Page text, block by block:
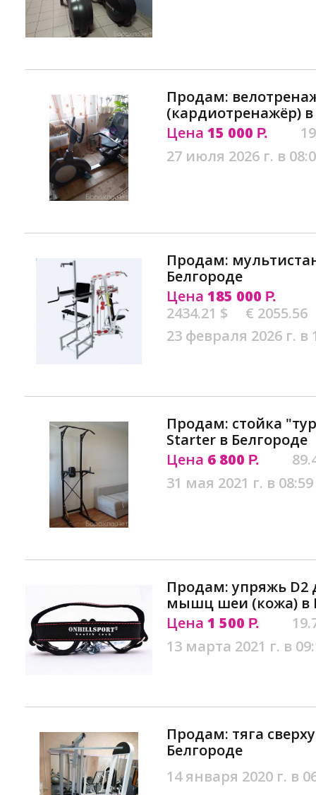
Продам:
(кардиотренажёр)
Цена 15 000 Р.
27 июля 2026 г. в
Продам:
Белгороде
Цена 185 000 Р.
2434.21 $
€ 2055.56
23 февраля 2026 г. в
Продам: стойка
Starter в Белгороде
Цена 6 800 Р.
31 мая 2021 г. в 08:59
Продам: упряжь D2
мышц шеи (кожа) в
Цена 1 500 Р.
13 марта 2021 г. в
Продам: тяга
Белгороде
14 января 2020 г. в